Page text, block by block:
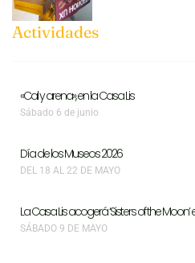
Actividades
«Cal y arena», en la Casa Lis
Sábado 6 de junio
Día de los Museos 2026
DEL 18 AL 22 DE MAYO
La Casa Lis acogerá ‘Sisters of the
SÁBADO 9 DE MAYO